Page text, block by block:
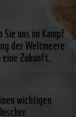
uns im Kampf
der Weltmeere
Zukunft.
wichtigen